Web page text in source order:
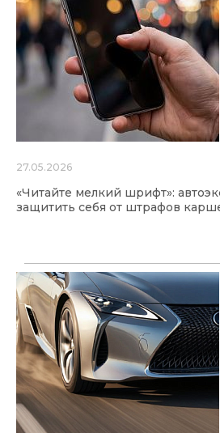
27.05.2026
«Читайте мелкий шрифт»:
защитить себя от штрафов